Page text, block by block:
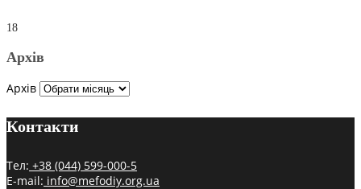
18
Архів
Архів
Контакти
Тел: +38 (044) 599-000-5
E-mail: info@mefodiy.org.ua